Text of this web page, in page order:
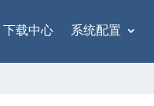
下载中心 系统配置